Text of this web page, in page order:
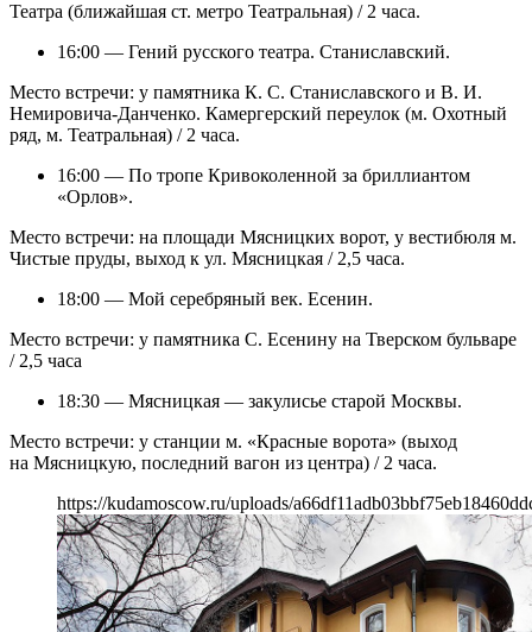
Театра (ближайшая ст. метро Театральная) / 2 часа.
16:00 — Гений русского театра. Станиславский.
Место встречи: у памятника К. С. Станиславского и В. И.
Немировича-Данченко. Камергерский переулок (м. Охотный
ряд, м. Театральная) / 2 часа.
16:00 — По тропе Кривоколенной за бриллиантом
«Орлов».
Место встречи: на площади Мясницких ворот, у вестибюля м.
Чистые пруды, выход к ул. Мясницкая / 2,5 часа.
18:00 — Мой серебряный век. Есенин.
Место встречи: у памятника С. Есенину на Тверском бульваре
/ 2,5 часа
18:30 — Мясницкая — закулисье старой Москвы.
Место встречи: у станции м. «Красные ворота» (выход
на Мясницкую, последний вагон из центра) / 2 часа.
https://kudamoscow.ru/uploads/